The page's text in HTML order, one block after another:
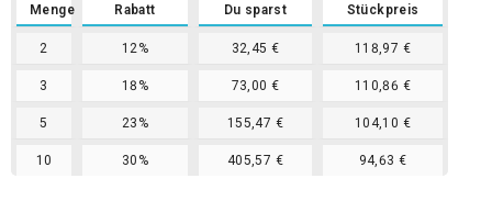
Menge Rabatt Du sparst Stückpreis
2 12% 32,45 € 118,97 €
3 18% 73,00 € 110,86 €
5 23% 155,47 € 104,10 €
10 30% 405,57 € 94,63 €